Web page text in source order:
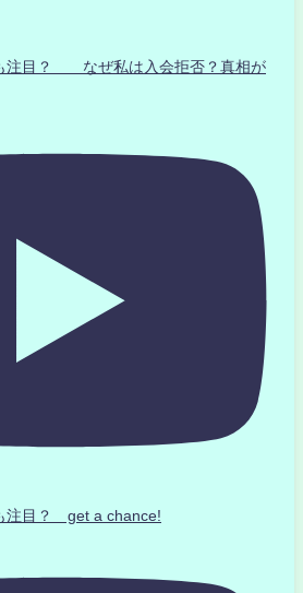
注目？ なぜ私は入会拒否？真相が
注目？ get a chance!